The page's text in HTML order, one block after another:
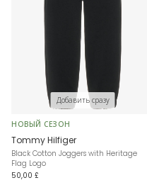
Добавить сразу
НОВЫЙ СЕЗОН
Tommy Hilfiger
Black Cotton Joggers with Heritage
Flag Logo
50,00 £